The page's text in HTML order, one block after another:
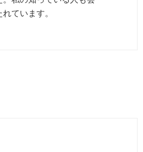
ています。